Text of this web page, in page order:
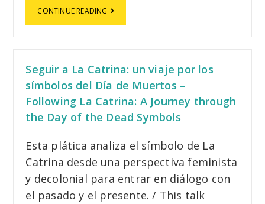
CONTINUE READING
Seguir a La Catrina: un viaje por los
símbolos del Día de Muertos –
Following La Catrina: A Journey through
the Day of the Dead Symbols
Esta plática analiza el símbolo de La
Catrina desde una perspectiva feminista
y decolonial para entrar en diálogo con
el pasado y el presente. / This talk